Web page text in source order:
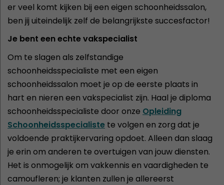
er veel komt kijken bij een eigen schoonheidssalon,
ben jij uiteindelijk zelf de belangrijkste succesfactor!
Je bent een echte vakspecialist
Om te slagen als zelfstandige
schoonheidsspecialiste met een eigen
schoonheidssalon moet je op de eerste plaats in
hart en nieren een vakspecialist zijn. Haal je diploma
schoonheidsspecialiste door onze Opleiding
Schoonheidsspecialiste te volgen en zorg dat je
voldoende praktijkervaring opdoet. Alleen dan slaag
je erin om anderen te overtuigen van jouw diensten.
Het is onmogelijk om vakkennis en vaardigheden te
camoufleren; je klanten zullen je allereerst